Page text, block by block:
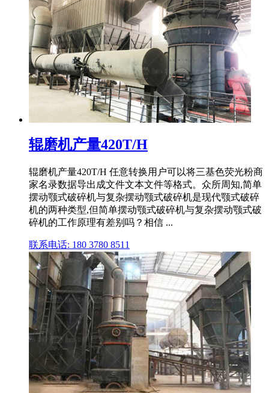
辊磨机产量420T/H
辊磨机产量420T/H 任意转换用户可以将三基色荧光粉商
家名录数据导出成文件文本文件等格式。众所周知,简单
摆动颚式破碎机与复杂摆动颚式破碎机是现代颚式破碎
机的两种类型,但简单摆动颚式破碎机与复杂摆动颚式破
碎机的工作原理有差别吗？相信 ...
联系电话: 180 3780 8511